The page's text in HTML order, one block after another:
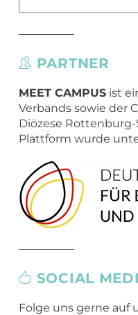
PARTNER
MEET CAMPUSist
Verbands sowie der
Diözese
Plattform wurde
SOCIAL
Folge uns gerne auf